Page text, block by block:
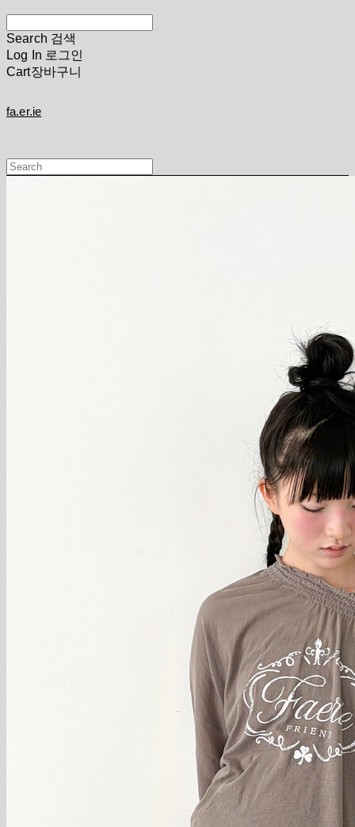
Search 검색
Log In 로그인
Cart장바구니
fa.er.ie